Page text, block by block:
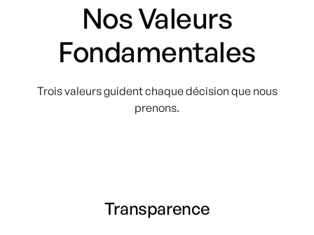
Nos Valeurs
Fondamentales
Trois valeurs guident chaque décision que nous
prenons.
Transparence